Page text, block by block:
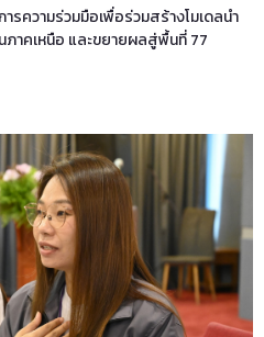
รความร่วมมือเพื่อร่วมสร้างโมเดลนํา
าคเหนือ และขยายผลสู่พื้นที่ 77